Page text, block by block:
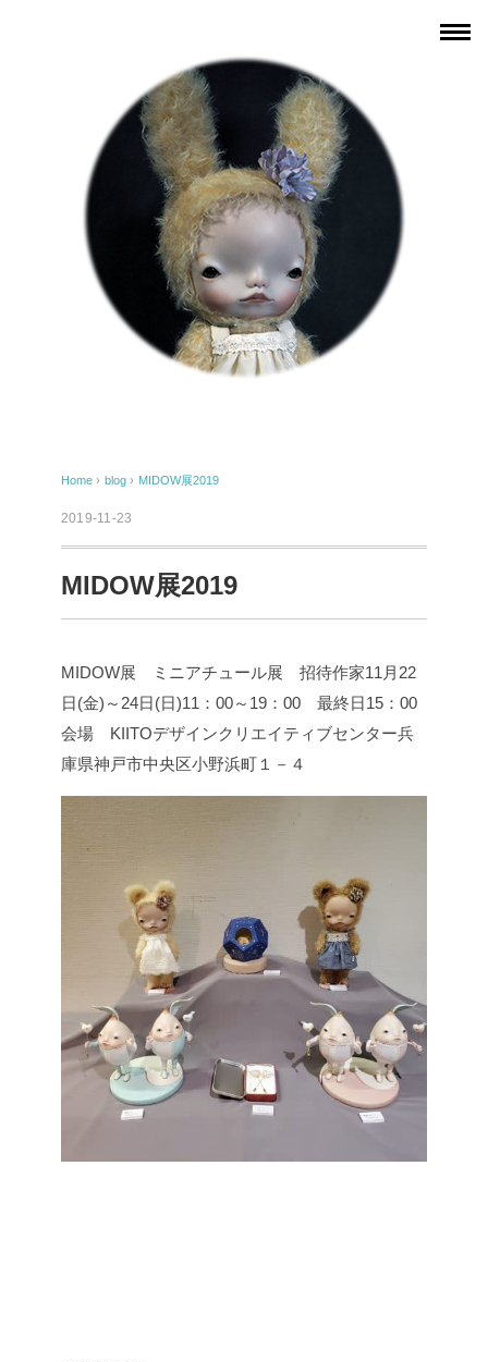
Home › blog › MIDOW展2019
2019-11-23
MIDOW展2019
MIDOW展 ミニアチュール展 招待作家11月22
日(金)～24日(日)11：00～19：00 最終日15：00
会場 KIITOデザインクリエイティブセンター兵
庫県神戸市中央区小野浜町１－４